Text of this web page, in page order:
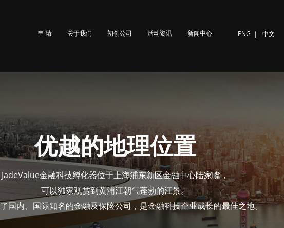
申 请 关于我们 初创公司 活动资讯 新闻中心 ENG | 中文
优越的地理位置
JadeValue金融科技孵化器位于上海浦东新区金融中心陆家嘴，
可以独家观赏到黄浦江朝气蓬勃的江景。
国内、国际知名的金融及保险公司，是金融科技企业成长的最佳之地。